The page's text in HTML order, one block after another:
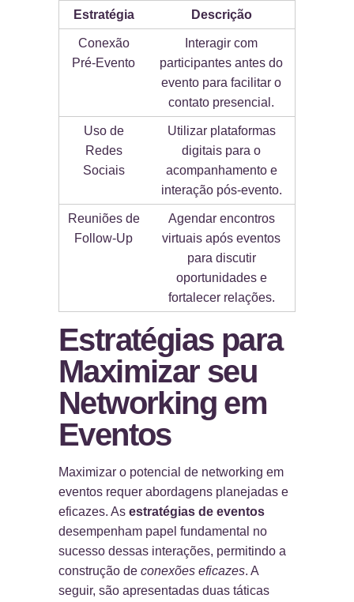
Estratégia Descrição
Conexão
Pré-Evento
Interagir com
participantes antes do
evento para facilitar o
contato presencial.
Uso de
Redes
Sociais
Utilizar plataformas
digitais para o
acompanhamento e
interação pós-evento.
Reuniões de
Follow-Up
Agendar encontros
virtuais após eventos
para discutir
oportunidades e
fortalecer relações.
Estratégias para
Maximizar seu
Networking em
Eventos
Maximizar o potencial de networking em
eventos requer abordagens planejadas e
eficazes. As estratégias de eventos
desempenham papel fundamental no
sucesso dessas interações, permitindo a
construção de conexões eficazes. A
seguir, são apresentadas duas táticas